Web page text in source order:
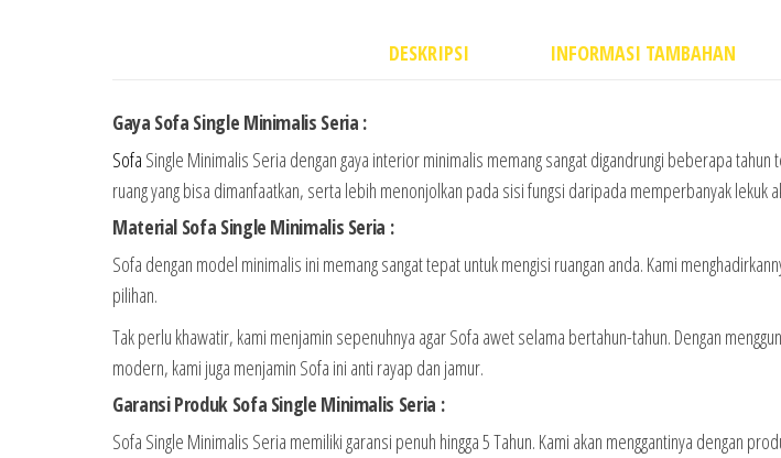
DESKRIPSI INFORMASI TAMBAHAN
Gaya Sofa Single Minimalis Seria :
Sofa Single Minimalis Seria dengan gaya interior minimalis memang sangat digandrungi beberapa
ruang yang bisa dimanfaatkan, serta lebih menonjolkan pada sisi fungsi daripada memperbanyak lekuk
Material Sofa Single Minimalis Seria :
Sofa dengan model minimalis ini memang sangat tepat untuk mengisi ruangan anda. Kami
pilihan.
Tak perlu khawatir, kami menjamin sepenuhnya agar Sofa awet selama bertahun-tahun. Dengan
modern, kami juga menjamin Sofa ini anti rayap dan jamur.
Garansi Produk Sofa Single Minimalis Seria :
Sofa Single Minimalis Seria memiliki garansi penuh hingga 5 Tahun. Kami akan menggantinya dengan